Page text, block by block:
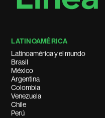
LATINOAMÉRICA
Latinoamérica y el mundo
Brasil
México
Argentina
Colombia
Venezuela
Chile
Perú